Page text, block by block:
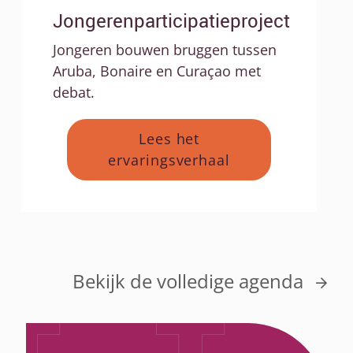
Jongerenparticipatieproject
Jongeren bouwen bruggen tussen
Aruba, Bonaire en Curaçao met
debat.
Lees het
ervaringsverhaal
Bekijk de volledige agenda